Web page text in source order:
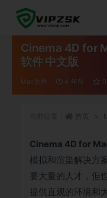
Cinema 4D for
软件 中文版
Mac软件 4 年前 0
Cinema 4D for
模拟和渲染解决方
要大量的人才，但
提供直观的环境和